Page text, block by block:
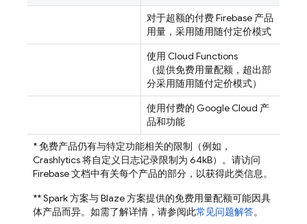
对于超额的付费 Firebase 产品
用量，采用随用随付定价模式
使用 Cloud Functions
（提供免费用量配额，超出部
分采用随用随付定价模式）
使用付费的 Google Cloud 产
品和功能
* 免费产品仍有与特定功能相关的限制（例如，
Crashlytics将自定义日志记录限制为 64kB）。 请访问
Firebase 文档中有关每个产品的部分，以获得此类信息。
** Spark 方案与 Blaze 方案提供的免费用量配额可能因具
体产品而异。 如需了解详情，请参阅此常见问题解答。